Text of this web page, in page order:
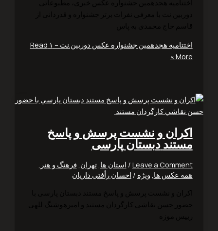
هجدهمین جشنواره عکس دوربین.نت – ۱
Read
و نشست پرسش و پاسخ
Leave a
/استان ها , تهران,فرهنگ و هنر,
عکس ها,ویژه/احسان رأفتی داریان